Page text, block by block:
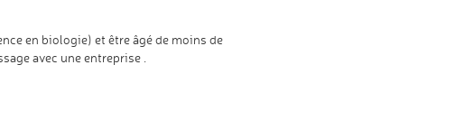
en biologie) et être âgé de moins de
avec une entreprise .